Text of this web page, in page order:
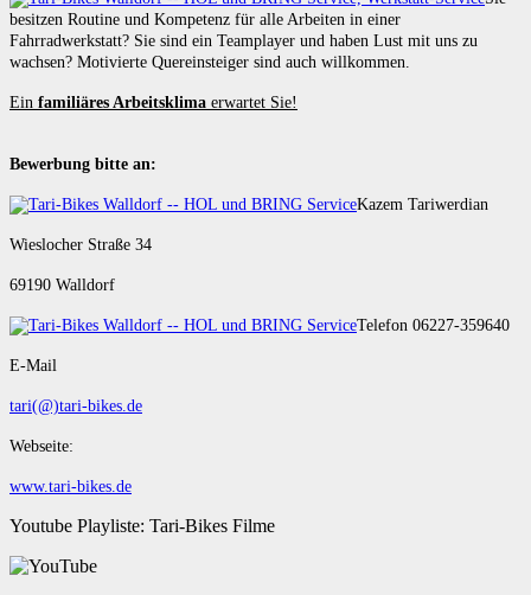
besitzen Routine und Kompetenz für alle Arbeiten in einer
Fahrradwerkstatt? Sie sind ein Teamplayer und haben Lust mit uns zu
wachsen? Motivierte Quereinsteiger sind auch willkommen.
Ein familiäres Arbeitsklima erwartet Sie!
Bewerbung bitte an:
Kazem Tariwerdian
Wieslocher Straße 34
69190 Walldorf
Telefon 06227-359640
E-Mail
tari(@)tari-bikes.de
Webseite:
www.tari-bikes.de
Youtube Playliste: Tari-Bikes Filme